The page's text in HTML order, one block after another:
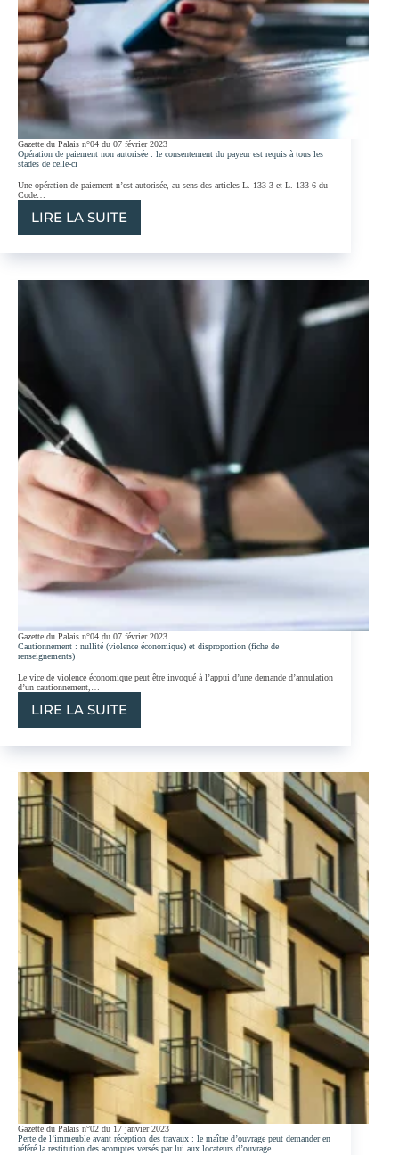
ETUDE
PAR
NICOLAS
BOULLEZ
Gazette du Palais n°04 du 07 février 2023
Opération de paiement non autorisée : le consentement du payeur est requis à tous les
stades de celle-ci
Une opération de paiement n’est autorisée, au sens des articles L. 133-3 et L. 133-6 du
Code…
LIRE LA SUITE
OPÉRATION
DE
PAIEMENT
TOUS
LES
STADES
DE
CELLE-
CI
Gazette du Palais n°04 du 07 février 2023
Cautionnement : nullité (violence économique) et disproportion (fiche de
renseignements)
Le vice de violence économique peut être invoqué à l’appui d’une demande d’annulation
d’un cautionnement,…
LIRE LA SUITECAUTIONNEMENT :
(VIOLENCE
ET
DISPROPORTION
(FICHE
DE
RENSEIGNEMENTS)
Gazette du Palais n°02 du 17 janvier 2023
Perte de l’immeuble avant réception des travaux : le maître d’ouvrage peut demander en
référé la restitution des acomptes versés par lui aux locateurs d’ouvrage